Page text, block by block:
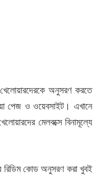
অনুসরণ করতে
পেজ ও ওয়েবসাইট। এখানে
মেলবক্সে বিনামূল্যে
রিডিম কোড অনুসরণ করা খুবই